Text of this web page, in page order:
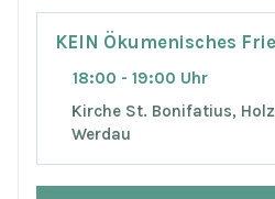
KEIN Ökumenisches
18:00 - 19:00 Uhr
Kirche St. Bonifatius,
Werdau